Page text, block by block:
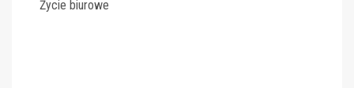
Życie biurowe